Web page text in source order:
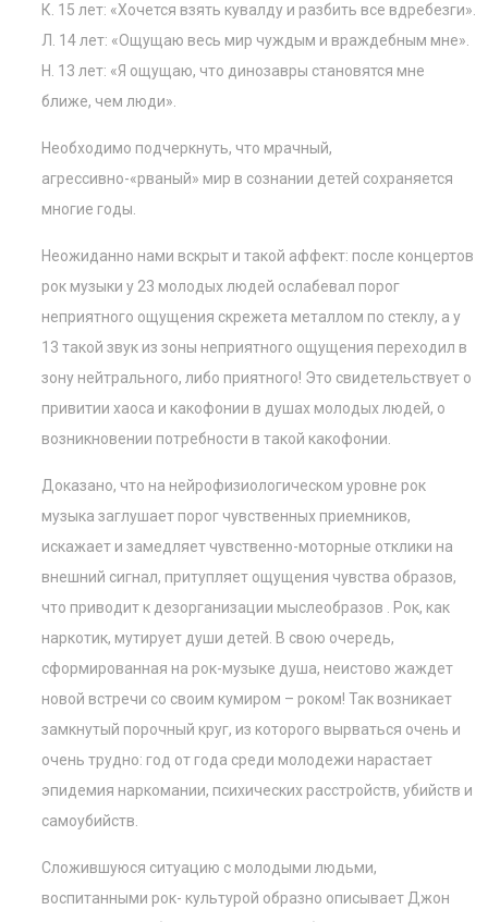
К. 15 лет: «Хочется взять кувалду и разбить все вдребезги».
Л. 14 лет: «Ощущаю весь мир чуждым и враждебным мне».
Н. 13 лет: «Я ощущаю, что динозавры становятся мне
ближе, чем люди».
Необходимо подчеркнуть, что мрачный,
агрессивно-«рваный» мир в сознании детей сохраняется
многие годы.
Неожиданно нами вскрыт и такой аффект: после концертов
рок музыки у 23 молодых людей ослабевал порог
неприятного ощущения скрежета металлом по стеклу, а у
13 такой звук из зоны неприятного ощущения переходил в
зону нейтрального, либо приятного! Это свидетельствует о
привитии хаоса и какофонии в душах молодых людей, о
возникновении потребности в такой какофонии.
Доказано, что на нейрофизиологическом уровне рок
музыка заглушает порог чувственных приемников,
искажает и замедляет чувственно-моторные отклики на
внешний сигнал, притупляет ощущения чувства образов,
что приводит к дезорганизации мыслеобразов . Рок, как
наркотик, мутирует души детей. В свою очередь,
сформированная на рок-музыке душа, неистово жаждет
новой встречи со своим кумиром – роком! Так возникает
замкнутый порочный круг, из которого вырваться очень и
очень трудно: год от года среди молодежи нарастает
эпидемия наркомании, психических расстройств, убийств и
самоубийств.
Сложившуюся ситуацию с молодыми людьми,
воспитанными рок- культурой образно описывает Джон